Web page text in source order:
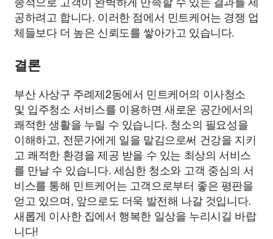
공하려고 합니다. 이러한 점에서 민트케어는 경쟁 업
체들보다 더 높은 신뢰도를 쌓아가고 있습니다.
결론
부산 사상구 주례제2동에서 민트케어의 이사청소
및 입주청소 서비스를 이용하면 새로운 공간에서의
쾌적한 생활을 누릴 수 있습니다. 청소의 필요성을
이해하고, 전문가에게 일을 맡김으로써 건강을 지키
고 쾌적한 환경을 제공 받을 수 있는 최상의 서비스
를 만날 수 있습니다. 세심한 청소와 고객 중심의 서
비스를 통해 민트케어는 고객으로부터 좋은 평판을
얻고 있으며, 앞으로도 더욱 발전해 나갈 것입니다.
새롭게 이사한 집에서 행복한 일상을 누리시길 바랍
니다!